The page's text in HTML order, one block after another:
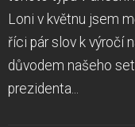
Loni v květnu jsem
říci pár slov k výročí
důvodem našeho
prezidenta...